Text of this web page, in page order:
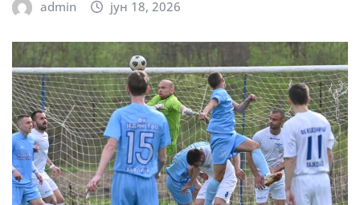
admin јун 18, 2026